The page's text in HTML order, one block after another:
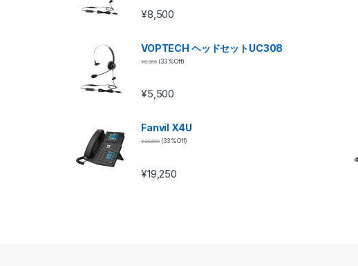
¥8,500
VOPTECH ヘッドセットUC308
¥8,200 (33 %Off)
¥5,500
Fanvil X4U
¥28,600 (33 %Off)
¥19,250